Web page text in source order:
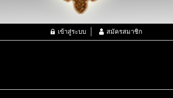
เข้าสู่ระบบ สมัครสมาชิก